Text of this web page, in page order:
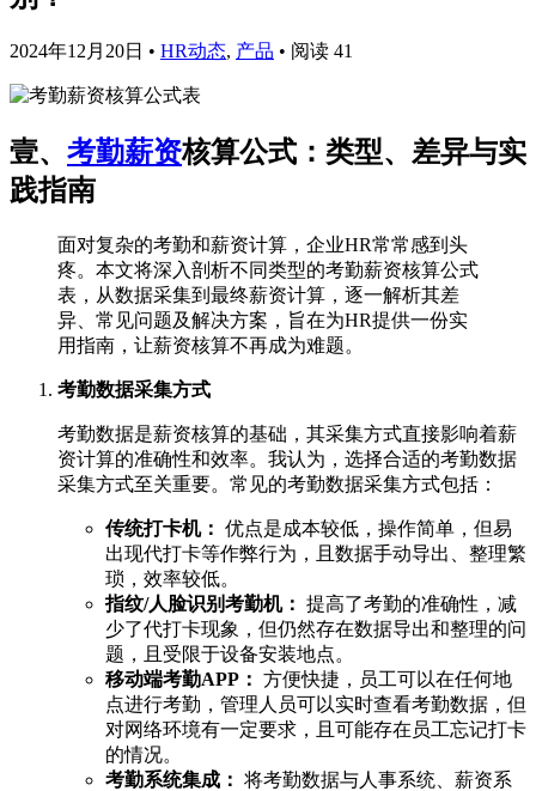
2024年12月20日 • HR动态, 产品 • 阅读 41
壹、 考勤薪资核算公式：类型、差异与实
践指南
面对复杂的考勤和薪资计算，企业HR常常感到头
疼。本文将深入剖析不同类型的考勤薪资核算公式
表，从数据采集到最终薪资计算，逐一解析其差
异、常见问题及解决方案，旨在为HR提供一份实
用指南，让薪资核算不再成为难题。
考勤数据采集方式
考勤数据是薪资核算的基础，其采集方式直接影响着薪
资计算的准确性和效率。我认为，选择合适的考勤数据
采集方式至关重要。常见的考勤数据采集方式包括：
传统打卡机： 优点是成本较低，操作简单，但易
出现代打卡等作弊行为，且数据手动导出、整理繁
琐，效率较低。
指纹/人脸识别考勤机： 提高了考勤的准确性，减
少了代打卡现象，但仍然存在数据导出和整理的问
题，且受限于设备安装地点。
移动端考勤APP： 方便快捷，员工可以在任何地
点进行考勤，管理人员可以实时查看考勤数据，但
对网络环境有一定要求，且可能存在员工忘记打卡
的情况。
考勤系统集成： 将考勤数据与人事系统、薪资系